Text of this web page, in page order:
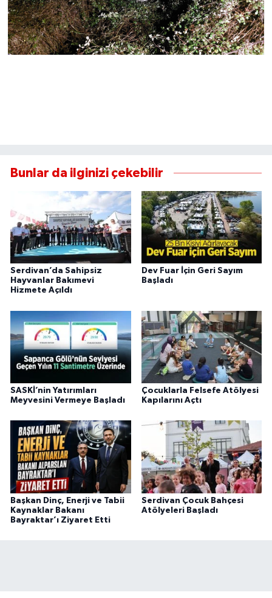
Bunlar da ilginizi çekebilir
Serdivan’da Sahipsiz
Hayvanlar Bakımevi
Hizmete Açıldı
Dev Fuar İçin Geri Sayım
Başladı
SASKİ’nin Yatırımları
Meyvesini Vermeye Başladı
Çocuklarla Felsefe Atölyesi
Kapılarını Açtı
Başkan Dinç, Enerji ve Tabii
Kaynaklar Bakanı
Bayraktar’ı Ziyaret Etti
Serdivan Çocuk Bahçesi
Atölyeleri Başladı